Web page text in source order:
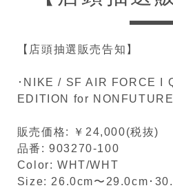
【店頭抽選販売告知】
･NIKE / SF AIR FORCE I
EDITION for
販売価格: ￥24,000(税抜)
品番: 903270-100
Color: WHT/WHT
Size: 26.0cm〜29.0cm･